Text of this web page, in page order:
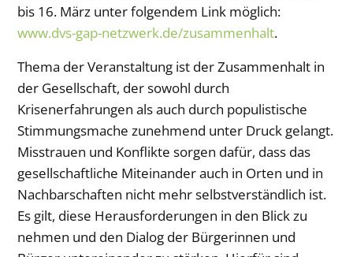
bis 16. März unter folgendem Link möglich:
www.dvs-gap-netzwerk.de/zusammenhalt.
Thema der Veranstaltung ist der Zusammenhalt in
der Gesellschaft, der sowohl durch
Krisenerfahrungen als auch durch populistische
Stimmungsmache zunehmend unter Druck gelangt.
Misstrauen und Konflikte sorgen dafür, dass das
gesellschaftliche Miteinander auch in Orten und in
Nachbarschaften nicht mehr selbstverständlich ist.
Es gilt, diese Herausforderungen in den Blick zu
nehmen und den Dialog der Bürgerinnen und